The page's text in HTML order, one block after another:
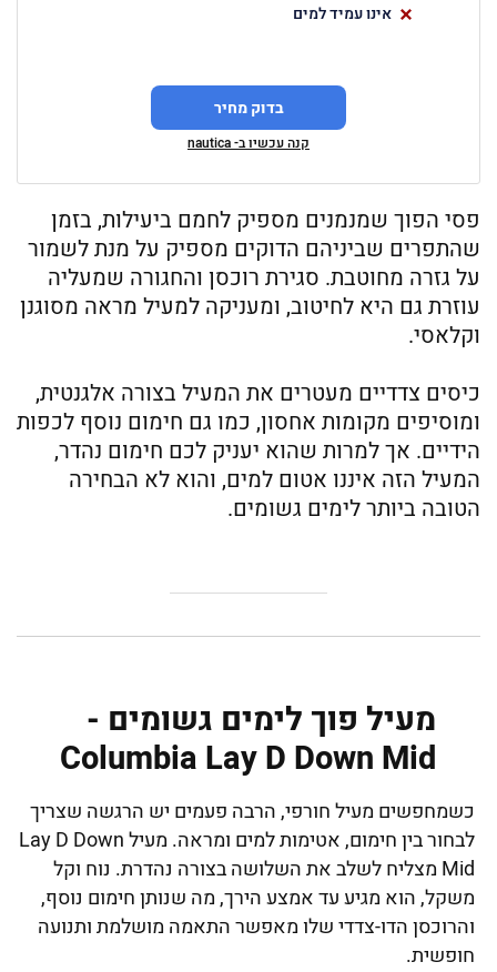
אינו עמיד למים
בדוק מחיר
קנה עכשיו ב- nautica
פסי הפוך שמנמנים מספיק לחמם ביעילות, בזמן
שהתפרים שביניהם הדוקים מספיק על מנת לשמור
על גזרה מחוטבת. סגירת רוכסן והחגורה שמעליה
עוזרת גם היא לחיטוב, ומעניקה למעיל מראה מסוגנן
וקלאסי.
כיסים צדדיים מעטרים את המעיל בצורה אלגנטית,
ומוסיפים מקומות אחסון, כמו גם חימום נוסף לכפות
הידיים. אך למרות שהוא יעניק לכם חימום נהדר,
המעיל הזה איננו אטום למים, והוא לא הבחירה
הטובה ביותר לימים גשומים.
מעיל פוך לימים גשומים -
Columbia Lay D Down Mid
כשמחפשים מעיל חורפי, הרבה פעמים יש הרגשה שצריך
לבחור בין חימום, אטימות למים ומראה. מעיל Lay D Down
Mid מצליח לשלב את השלושה בצורה נהדרת. נוח וקל
משקל, הוא מגיע עד אמצע הירך, מה שנותן חימום נוסף,
והרוכסן הדו-צדדי שלו מאפשר התאמה מושלמת ותנועה
חופשית.